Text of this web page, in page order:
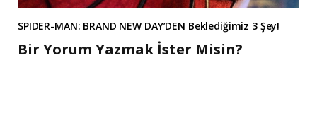
SPIDER-MAN: BRAND NEW DAY’DEN Beklediğimiz 3 Şey!
Bir Yorum Yazmak İster Misin?